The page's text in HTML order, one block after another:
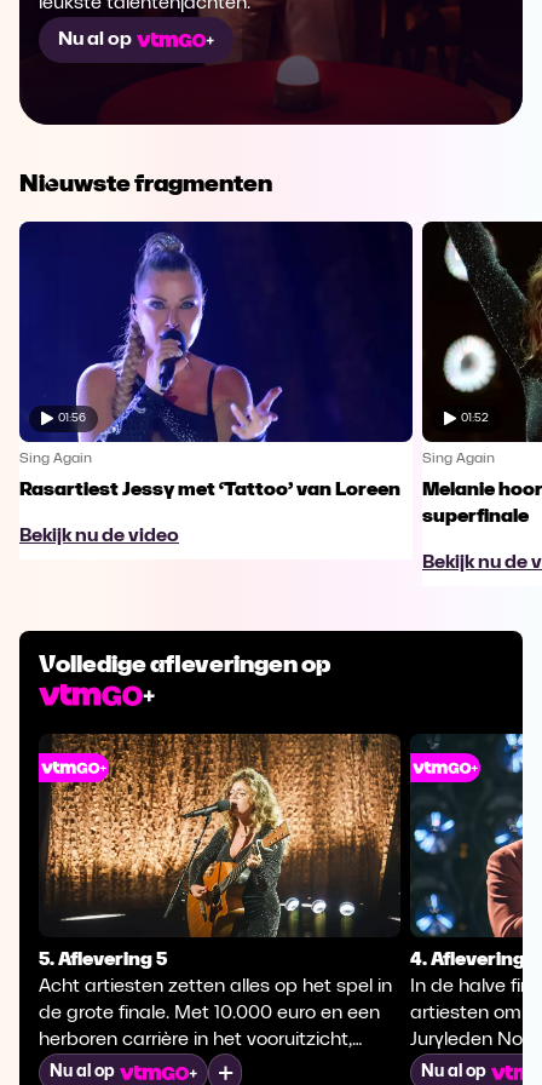
Nu al op
Nieuwste fragmenten
01:56
Sing Again
Rasartiest Jessy met ‘Tattoo’ van Loreen
Bekijk nu de video
01:52
Sing Again
Melanie
superfinale
Bekijk nu de
Volledige afleveringen op
5. Aflevering 5
Acht artiesten zetten alles op het spel in
de grote finale. Met 10.000 euro en een
herboren carrière in het vooruitzicht,
geven ze het beste van zichzelf. Norah
Nu al op
4. Aflevering 4
In de halve
artiesten om
Juryleden
Tesoro
Nu al op